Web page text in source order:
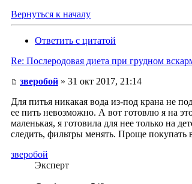
Вернуться к началу
Ответить с цитатой
Re: Послеродовая диета при грудном
зверобой » 31 окт 2017, 21:14
Для питья никакая вода из-под крана не
ее пить невозможно. А вот готовлю я на
маленькая, я готовила для нее только на
следить, фильтры менять. Проще покупать
зверобой
Эксперт